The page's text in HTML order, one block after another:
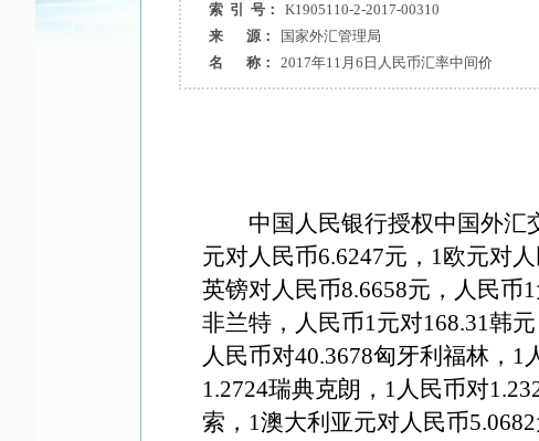
索 引 号： K1905110-2-2017-00310
来 源：
国家外汇管理局
名 称：
2017年11月6日人民币汇率中间价
中国人民银行授权中国外汇
元对人民币6.6247元，1欧元对
英镑对人民币8.6658元，人民币
非兰特，人民币1元对168.31韩元
人民币对40.3678匈牙利福林，
1.2724瑞典克朗，1人民币对
索， 1澳大利亚元对人民币5.0682